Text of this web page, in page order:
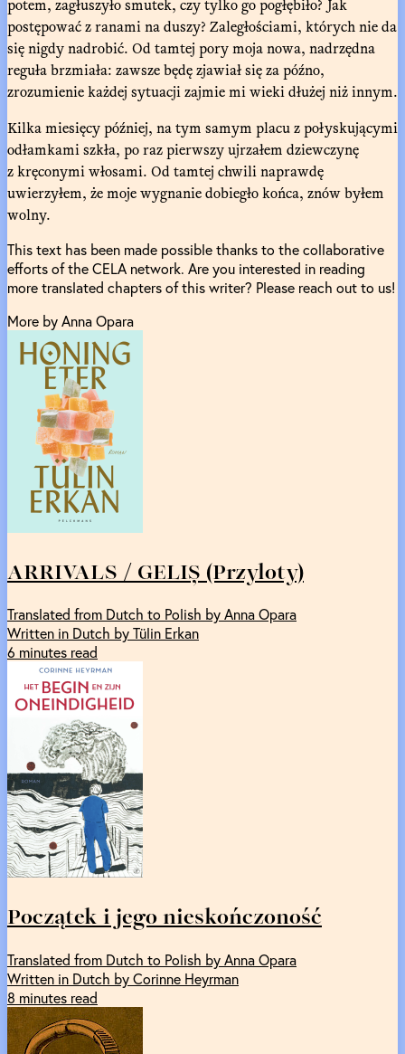
postępować z ranami na duszy? Zaległościami, których nie da
się nigdy nadrobić. Od tamtej pory moja nowa, nadrzędna
reguła brzmiała: zawsze będę zjawiał się za późno,
zrozumienie każdej sytuacji zajmie mi wieki dłużej niż innym.
Kilka miesięcy później, na tym samym placu z połyskującymi
odłamkami szkła, po raz pierwszy ujrzałem dziewczynę
z kręconymi włosami. Od tamtej chwili naprawdę
uwierzyłem, że moje wygnanie dobiegło końca, znów byłem
wolny.
This text has been made possible thanks to the collaborative
efforts of the CELA network. Are you interested in reading
more translated chapters of this writer? Please reach out to us!
More by Anna Opara
ARRIVALS / GELIȘ (Przyloty)
Translated from Dutch to Polish by Anna Opara
Written in Dutch by Tülin Erkan
6 minutes read
Początek i jego nieskończoność
Translated from Dutch to Polish by Anna Opara
Written in Dutch by Corinne Heyrman
8 minutes read